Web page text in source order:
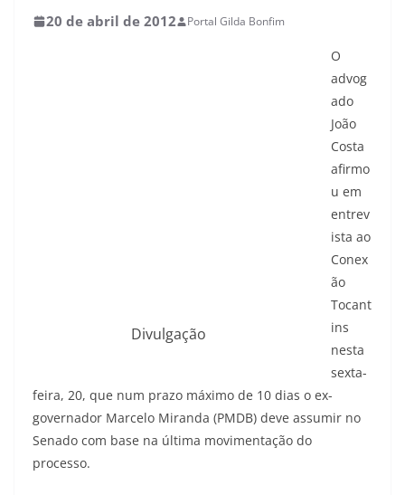
20 de abril de 2012 Portal Gilda Bonfim
Divulgação
O
advog
ado
João
Costa
afirmo
u em
entrev
ista ao
Conex
ão
Tocant
ins
nesta
sexta-
feira, 20, que num prazo máximo de 10 dias o ex-
governador Marcelo Miranda (PMDB) deve assumir no
Senado com base na última movimentação do
processo.